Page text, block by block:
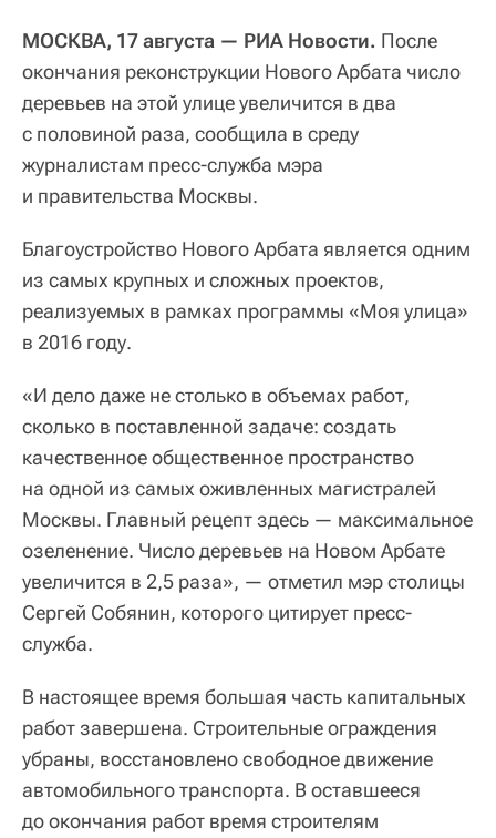
МОСКВА, 17 августа — РИА Новости. После
окончания реконструкции Нового Арбата число
деревьев на этой улице увеличится в два
с половиной раза, сообщила в среду
журналистам пресс-служба мэра
и правительства Москвы.
Благоустройство Нового Арбата является одним
из самых крупных и сложных проектов,
реализуемых в рамках программы «Моя улица»
в 2016 году.
«И дело даже не столько в объемах работ,
сколько в поставленной задаче: создать
качественное общественное пространство
на одной из самых оживленных магистралей
Москвы. Главный рецепт здесь — максимальное
озеленение. Число деревьев на Новом Арбате
увеличится в 2,5 раза», — отметил мэр столицы
Сергей Собянин, которого цитирует пресс-
служба.
В настоящее время большая часть капитальных
работ завершена. Строительные ограждения
убраны, восстановлено свободное движение
автомобильного транспорта. В оставшееся
до окончания работ время строителям